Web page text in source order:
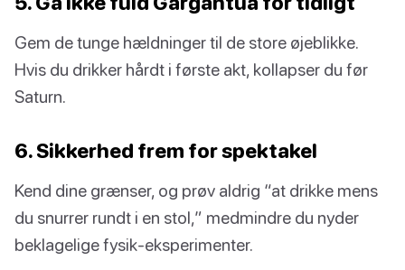
Gem de tunge hældninger til de store øjeblikke.
Hvis du drikker hårdt i første akt, kollapser du før
Saturn.
6. Sikkerhed frem for spektakel
Kend dine grænser, og prøv aldrig “at drikke mens
du snurrer rundt i en stol,” medmindre du nyder
beklagelige fysik-eksperimenter.